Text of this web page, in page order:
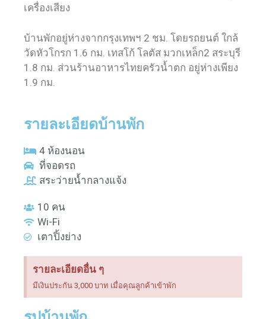
เครื่องเสียง
บ้านพักอยู่ห่างจากกรุงเทพฯ 2 ชม. โดยรถยนต์ ใกล้
วัดหัวโกรก 1.6 กม. เทสโก้ โลตัส มวกเหล็ก2 สระบุรี
1.8 กม. ส่วนร้านอาหารไทยครัวน้ำตก อยู่ห่างเพียง
1.9 กม.
รายละเอียดบ้านพัก
4 ห้องนอน
ที่จอดรถ
สระว่ายน้ำกลางแจ้ง
10 คน
Wi-Fi
เตาปิ้งย่าง
รายละเอียดอื่น ๆ
มีเงินประกัน 3,000 บาท เมื่อคุณลูกค้าเข้าพัก